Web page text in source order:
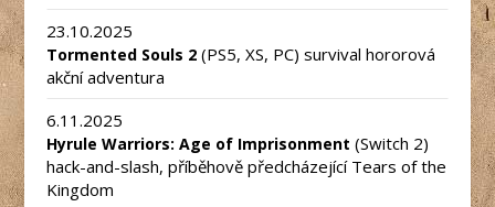
23.10.2025
Tormented Souls 2 (PS5, XS, PC) survival hororová
akční adventura
6.11.2025
Hyrule Warriors: Age of Imprisonment (Switch 2)
hack-and-slash, příběhově předcházející Tears of the
Kingdom